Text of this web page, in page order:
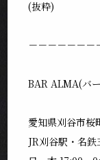
(抜粋)
－－－－－－－
BAR ALMA(バ
愛知県刈谷市桜
JR刈谷駅・名